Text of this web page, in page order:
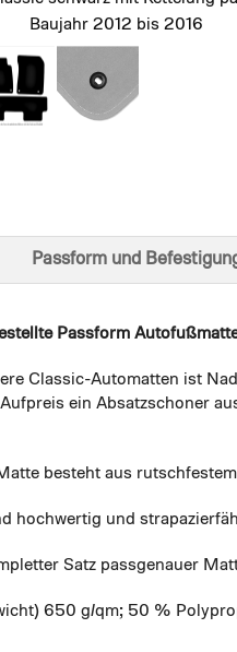
Baujahr 2012 bis 2016
Passform
Classic-Automatten ist
ein Absatzschoner
besteht aus
hochwertig und
Satz passgenauer
650 g/qm; 50 %
Passform und